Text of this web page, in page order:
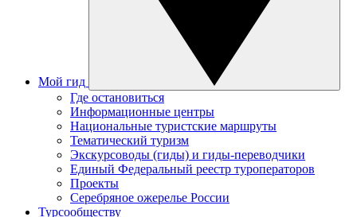
Мой гид
Где остановиться
Информационные центры
Национальные туристские маршруты
Тематический туризм
Экскурсоводы (гиды) и гиды-переводчики
Единый Федеральный реестр туроператоров
Проекты
Серебряное ожерелье России
Турсообществу